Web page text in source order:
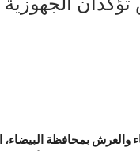
بمحافظة البيضاء،